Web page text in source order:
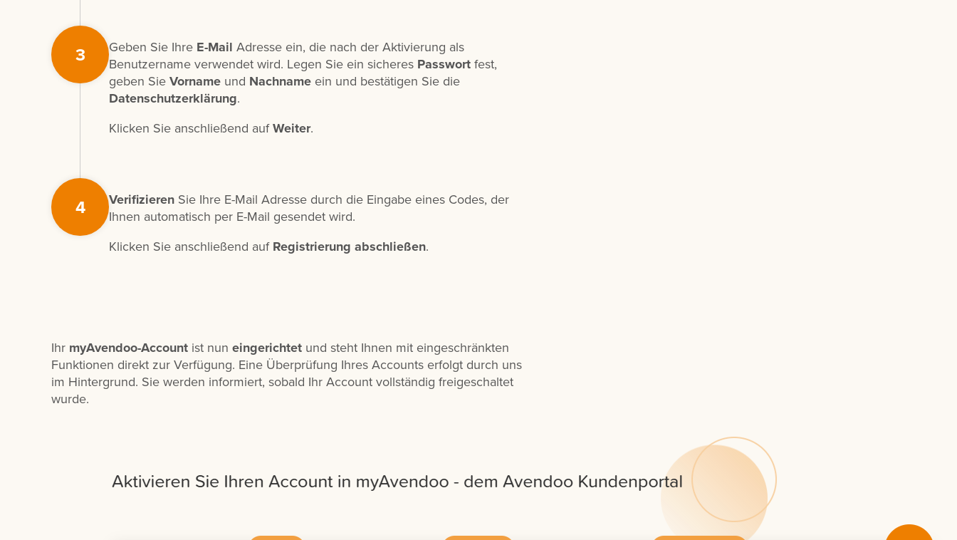
3 Geben Sie Ihre E-Mail Adresse ein, die nach der Aktivierung als
Benutzername verwendet wird. Legen Sie ein sicheres Passwortfest,
geben SieVorname und Nachname ein und bestätigen Sie die
Datenschutzerklärung.
Klicken Sie anschließend aufWeiter.
4 Verifizieren Sie Ihre E-Mail Adresse durch die Eingabe eines Codes, der
Ihnen automatisch per E-Mail gesendet wird.
Klicken Sie anschließend aufRegistrierung abschließen.
Ihr myAvendoo-Account ist nun eingerichtet und steht Ihnen mit eingeschränkten
Funktionen direkt zur Verfügung. Eine Überprüfung Ihres Accounts erfolgt durch uns
im Hintergrund. Sie werden informiert, sobald Ihr Account vollständig freigeschaltet
wurde.